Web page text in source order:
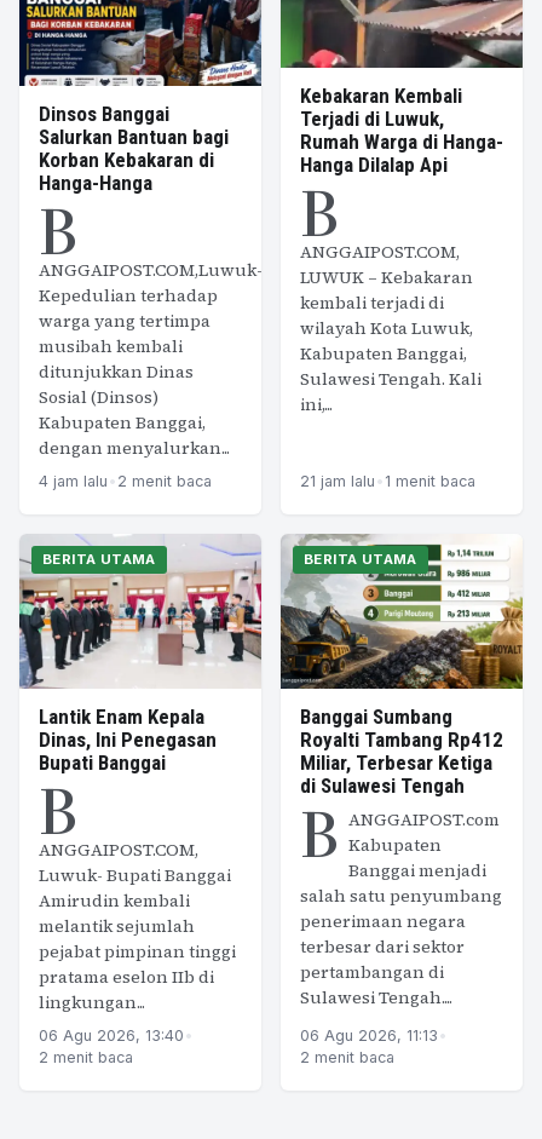
Dinsos Banggai
Salurkan Bantuan bagi
Korban Kebakaran di
Hanga-Hanga
B
ANGGAIPOST.COM,Luwuk–
Kepedulian terhadap
warga yang tertimpa
musibah kembali
ditunjukkan Dinas
Sosial (Dinsos)
Kabupaten Banggai,
dengan menyalurkan...
4 jam lalu • 2 menit baca
Kebakaran Kembali
Terjadi di Luwuk,
Rumah Warga di Hanga-
Hanga Dilalap Api
B
ANGGAIPOST.COM,
LUWUK – Kebakaran
kembali terjadi di
wilayah Kota Luwuk,
Kabupaten Banggai,
Sulawesi Tengah. Kali
ini,...
21 jam lalu • 1 menit baca
BERITA UTAMA
Lantik Enam Kepala
Dinas, Ini Penegasan
Bupati Banggai
B
ANGGAIPOST.COM,
Luwuk- Bupati Banggai
Amirudin kembali
melantik sejumlah
pejabat pimpinan tinggi
pratama eselon IIb di
lingkungan...
06 Agu 2026, 13:40 •
2 menit baca
BERITA UTAMA
Banggai Sumbang
Royalti Tambang Rp412
Miliar, Terbesar Ketiga
di Sulawesi Tengah
B ANGGAIPOST.com
Kabupaten
Banggai menjadi
salah satu penyumbang
penerimaan negara
terbesar dari sektor
pertambangan di
Sulawesi Tengah....
06 Agu 2026, 11:13 •
2 menit baca